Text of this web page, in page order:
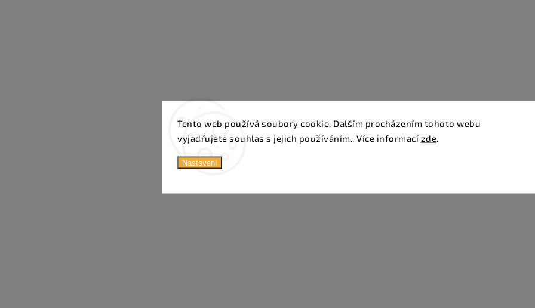
Tento web používá soubory cookie. Dalším procházením tohoto webu
vyjadřujete souhlas s jejich používáním.. Více informací zde
Nastavení